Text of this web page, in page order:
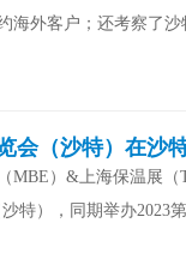
海外客户；还考察了
会（沙特）在沙
MBE）&上海保温展
特），同期举办2023